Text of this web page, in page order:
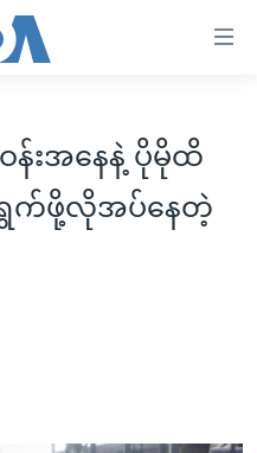
းအနေနဲ့ ပိုမိုထိ
ရွက်ဖို့လိုအပ်နေတဲ့